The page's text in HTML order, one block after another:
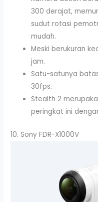
300 derajat,
sudut rotasi
mudah.
Meski berukuran
jam.
Satu-satunya
30fps.
Stealth 2
peringkat ini
10. Sony FDR-X1000V